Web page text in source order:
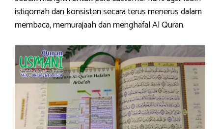
istiqomah dan konsisten secara terus menerus dalam
membaca, memurajaah dan menghafal Al Quran.